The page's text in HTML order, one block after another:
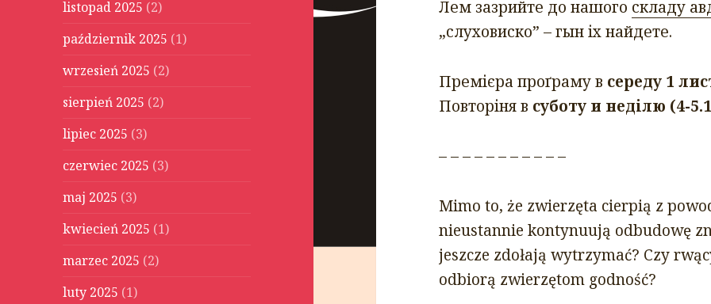
listopad 2025 (2)
październik 2025 (1)
wrzesień 2025 (2)
sierpień 2025 (2)
lipiec 2025 (3)
czerwiec 2025 (3)
maj 2025 (3)
kwiecień 2025 (1)
marzec 2025 (2)
luty 2025 (1)
Лем зазрийте до нашого складу
„слуховиско” – гын іх найдете.
Премієра проґраму в середу 1
Повторіня в суботу и неділю (4-
– – – – – – – – – – –
Mimo to, że zwierzęta cierpią z
nieustannie kontynuują odbudowę
jeszcze zdołają wytrzymać? Czy
odbiorą zwierzętom godność?